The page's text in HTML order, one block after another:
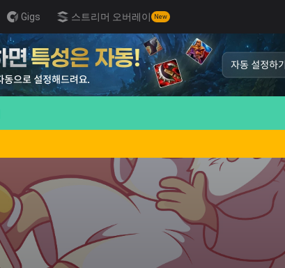
Gigs 스트리머 오버레이 New